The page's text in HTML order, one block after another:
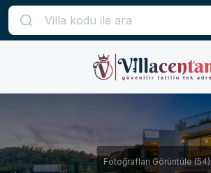
Fotoğrafları Görüntüle (54)